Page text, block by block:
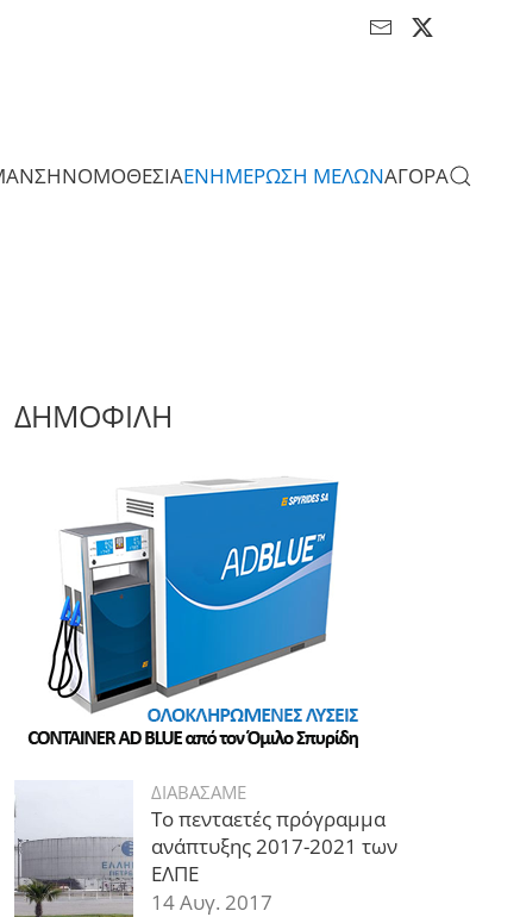
ΝΟΜΟΘΕΣΙΑΕΝΗΜΕΡΩΣΗ ΜΕΛΩΝΑΓΟΡΑ
ΔΗΜΟΦΙΛΗ
ΔΙΑΒΑΣΑΜΕ
Το πενταετές πρόγραμμα
ανάπτυξης 2017-2021 των
ΕΛΠΕ
14 Αυγ. 2017